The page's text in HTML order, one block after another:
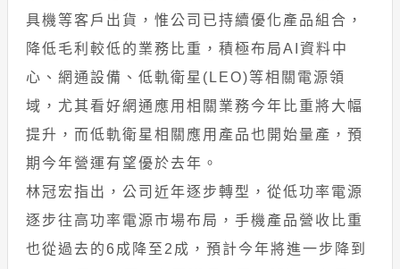
具機等客戶出貨，惟公司已持續優化產品組合，
降低毛利較低的業務比重，積極布局AI資料中
心、網通設備、低軌衛星(LEO)等相關電源領
域，尤其看好網通應用相關業務今年比重將大幅
提升，而低軌衛星相關應用產品也開始量產，預
期今年營運有望優於去年。
林冠宏指出，公司近年逐步轉型，從低功率電源
逐步往高功率電源市場布局，手機產品營收比重
也從過去的6成降至2成，預計今年將進一步降到